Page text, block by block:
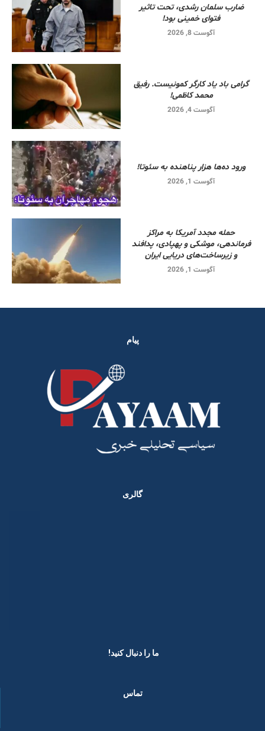
ضارب سلمان رشدی، تحت تاثیر
فتوای خمینی بود!
آگوست 8, 2026
گرامی باد یاد کارگر کمونیست. رفیق
محمد کاظمی!
آگوست 4, 2026
ورود ده‌ها هزار پناهنده به سئوتا!
آگوست 1, 2026
حمله مجدد آمریکا به مراکز
فرماندهی، موشکی و پهپادی، پدافند
و زیرساخت‌های دریایی ایران
آگوست 1, 2026
پیام
گالری
ما را دنبال کنید! ​
تماس